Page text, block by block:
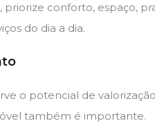
priorize conforto, espaço,
do dia a dia.
o potencial de
também é importante.